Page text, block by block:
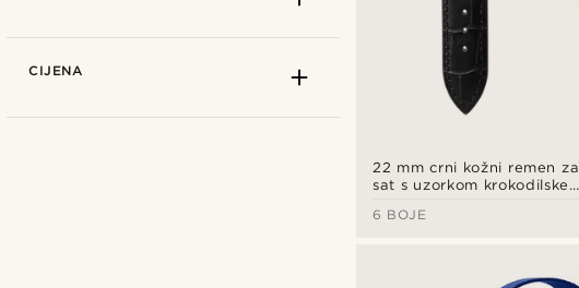
22 mm crni kožni remen za
sat s uzorkom krokodilske
brzo otpuštanje
6 BOJE
CIJENA